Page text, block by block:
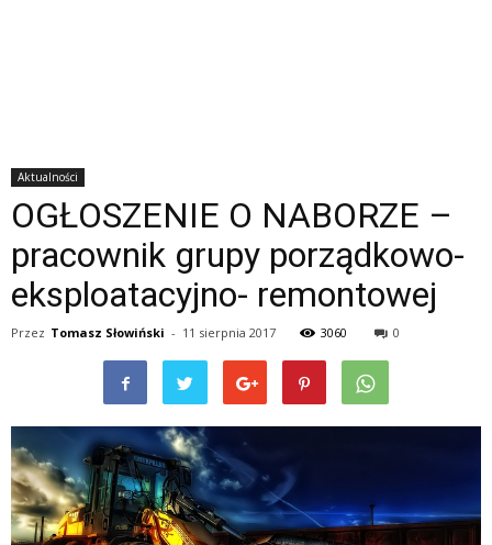
Aktualności
OGŁOSZENIE O NABORZE –
pracownik grupy porządkowo-
eksploatacyjno- remontowej
Przez Tomasz Słowiński - 11 sierpnia 2017 3060 0